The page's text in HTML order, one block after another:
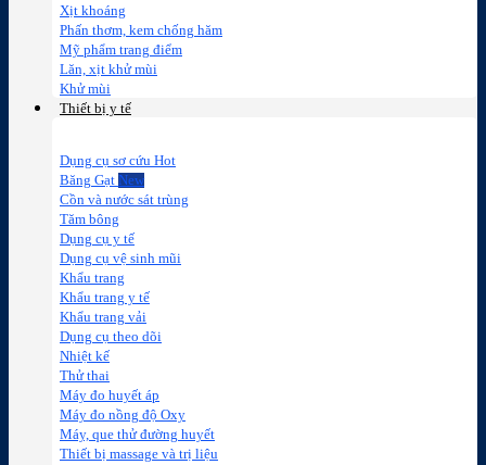
Xịt khoáng
Phấn thơm, kem chống hăm
Mỹ phẩm trang điểm
Lăn, xịt khử mùi
Khử mùi
Thiết bị y tế
Dụng cụ sơ cứu
Băng Gạt
Cồn và nước sát trùng
Tăm bông
Dụng cụ y tế
Dụng cụ vệ sinh mũi
Khẩu trang
Khẩu trang y tế
Khẩu trang vải
Dụng cụ theo dõi
Nhiệt kế
Thử thai
Máy đo huyết áp
Máy đo nồng độ Oxy
Máy, que thử đường huyết
Thiết bị massage và trị liệu